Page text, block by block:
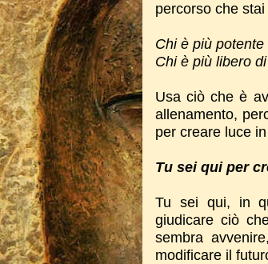
percorso che
Chi è più potente
Chi è più libero
Usa ciò che è
allenamento,
per creare luce
Tu sei qui per
Tu sei qui, in
giudicare ciò
sembra
modificare il